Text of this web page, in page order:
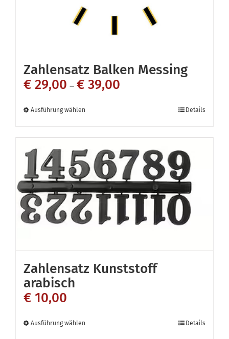
Produktseite
werden
Zahlensatz Balken Messing
€ 29,00 – € 39,00
Ausführung wählen
weist
mehrere
Varianten
auf.
Die
Optionen
der
Details
Zahlensatz Kunststoff
arabisch
€ 10,00
Ausführung wählen Details